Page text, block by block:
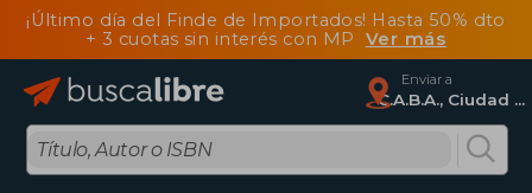
¡Último día del Finde de Importados! Hasta 50% dto
+ 3 cuotas sin interés con MP Ver más
Enviar a
C.A.B.A., Ciudad Autónoma De Buenos Aires